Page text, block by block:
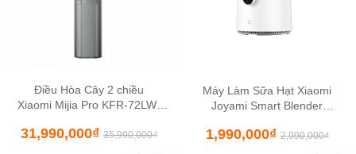
Điều Hòa Cây 2 chiều
Xiaomi Mijia Pro KFR-72LW-
31,990,000₫ 35,990,000₫
Máy Làm Sữa Hạt Xiaomi
Joyami Smart Blender
1,990,000₫ 2,990,000₫